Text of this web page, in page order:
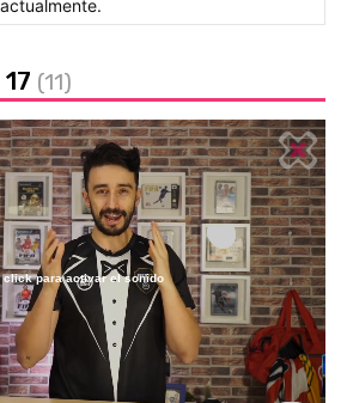
actualmente.
(11)
/
click para activar el sonido